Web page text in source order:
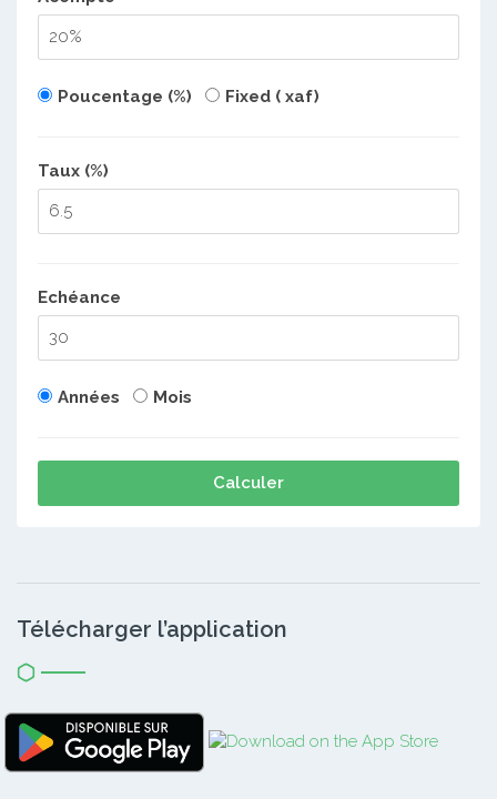
Poucentage (%) Fixed ( xaf)
Taux (%)
Echéance
Années Mois
Calculer
Télécharger l’application